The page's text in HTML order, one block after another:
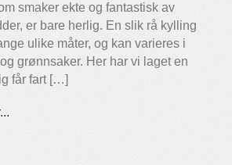
smaker ekte og fantastisk av
er bare herlig. En slik rå kylling
ulike måter, og kan varieres i
grønnsaker. Her har vi laget en
får fart […]